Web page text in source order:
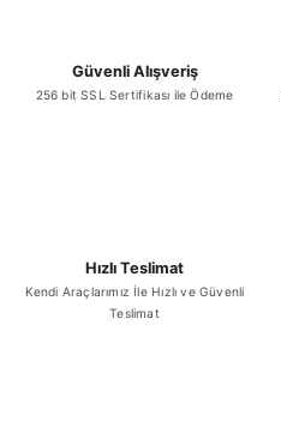
Güvenli Alışveriş
256 bit SSL Sertifikası ile Ödeme
Hızlı Teslimat
Kendi Araçlarımız İle Hızlı ve Güvenli
Teslimat